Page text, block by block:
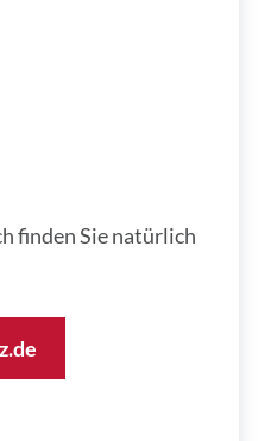
finden Sie natürlich